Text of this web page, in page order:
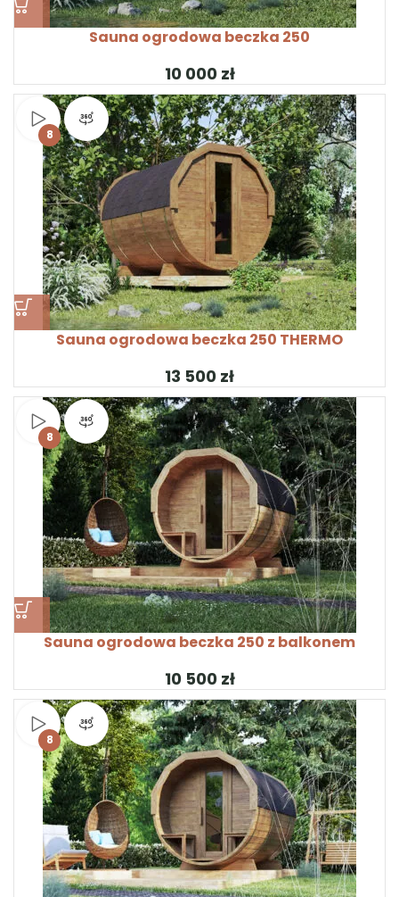
Sauna ogrodowa beczka 250
zł
Obejrzyj wideo
8
Widok produktu 360°
Sauna ogrodowa beczka 250 THERMO
zł
Obejrzyj wideo
8
Widok produktu 360°
Sauna ogrodowa beczka 250 z balkonem
zł
Obejrzyj wideo
8
Widok produktu 360°